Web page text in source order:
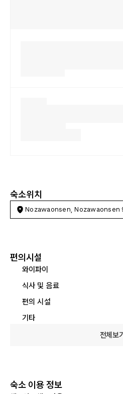
숙소위치
Nozawaonsen, Nozawaonsen
편의시설
와이파이
식사 및 음료
편의 시설
기타
전체보기
숙소 이용 정보